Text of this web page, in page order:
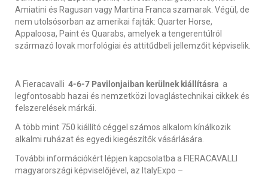
Amiatini és Ragusan vagy Martina Franca szamarak. Végül, de
nem utolsósorban az amerikai fajták: Quarter Horse,
Appaloosa, Paint és Quarabs, amelyek a tengerentúlról
származó lovak morfológiai és attitűdbeli jellemzőit képviselik.
A Fieracavalli4-6-7 Pavilonjaiban kerülnek kiállításra a
legfontosabb hazai és nemzetközi lovaglástechnikai cikkek és
felszerelések márkái.
A több mint 750 kiállító céggel számos alkalom kínálkozik
alkalmi ruházat és egyedi kiegészítők vásárlására.
További információkért lépjen kapcsolatba a FIERACAVALLI
magyarországi képviselőjével, az ItalyExpo –